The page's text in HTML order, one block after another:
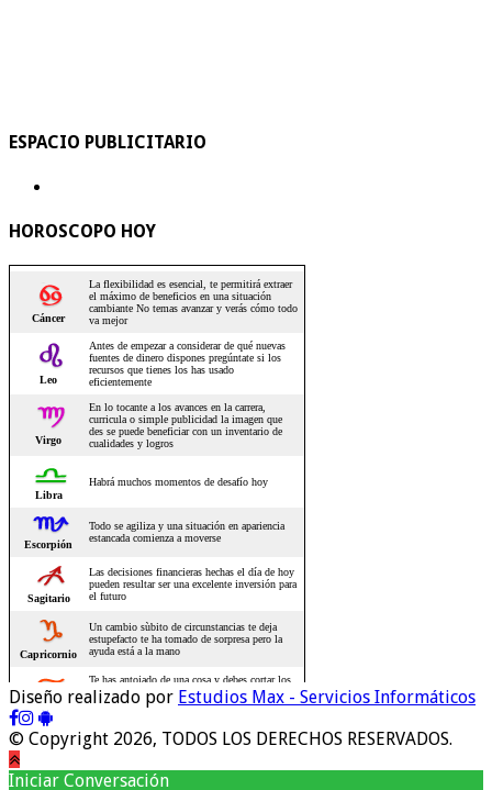
ESPACIO PUBLICITARIO
HOROSCOPO HOY
Diseño realizado por Estudios Max - Servicios Informáticos
© Copyright 2026, TODOS LOS DERECHOS RESERVADOS.
Iniciar Conversación